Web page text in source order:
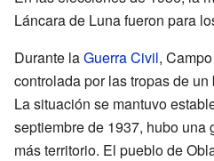
Láncara de Luna fueron para
Durante laGuerra Civil,
controlada por las tropas de
La situación se mantuvo
septiembre de 1937, hubo una
más territorio. El pueblo de